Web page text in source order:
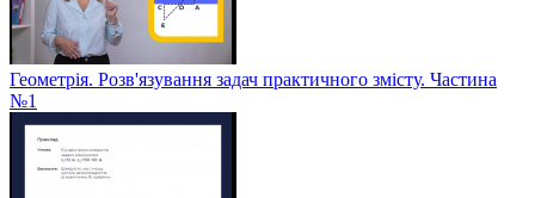
Геометрія. Розв'язування задач практичного змісту. Частина
№1